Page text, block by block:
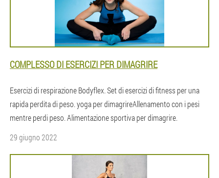
COMPLESSO DI ESERCIZI PER DIMAGRIRE
Esercizi di respirazione Bodyflex. Set di esercizi di fitness per una
rapida perdita di peso. yoga per dimagrireAllenamento con i pesi
mentre perdi peso. Alimentazione sportiva per dimagrire.
29 giugno 2022